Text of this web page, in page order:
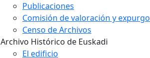
Publicaciones
Comisión de valoración y expurgo
Censo de Archivos
Archivo Histórico de Euskadi
El edificio